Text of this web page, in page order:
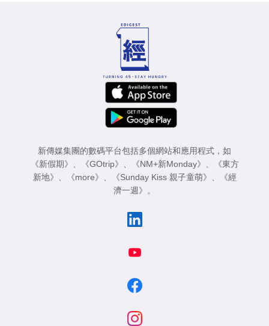
新傳媒集團的數碼平台包括多個網站和應用程式，如
《新假期》
《GOtrip》 《NM+新Monday》
《東方
新地》
《more》 《Sunday Kiss 親子童萌》
《經
濟一週》
。